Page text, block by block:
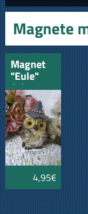
Magnete
Magnet
"Eule"
Schwarzwald
mit
Pickel
4,95€